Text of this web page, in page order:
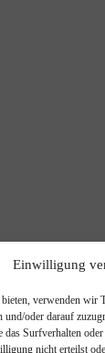
Einwilligung
verwenden wir
oder darauf
Surfverhalten
nicht erteilst